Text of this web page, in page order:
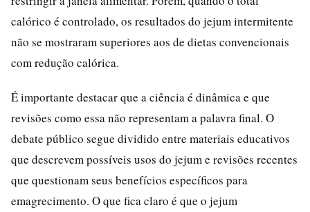
calórico é controlado, os resultados do jejum intermitente
não se mostraram superiores aos de dietas convencionais
com redução calórica.
É importante destacar que a ciência é dinâmica e que
revisões como essa não representam a palavra final. O
debate público segue dividido entre materiais educativos
que descrevem possíveis usos do jejum e revisões recentes
que questionam seus benefícios específicos para
emagrecimento. O que fica claro é que o jejum